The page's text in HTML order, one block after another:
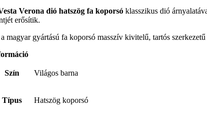
Verona dió hatszög fa koporsó klasszikus dió
erősítik.
magyar gyártású fa koporsó masszív kivitelű, tartós
Szín Világos barna
Típus Hatszög koporsó